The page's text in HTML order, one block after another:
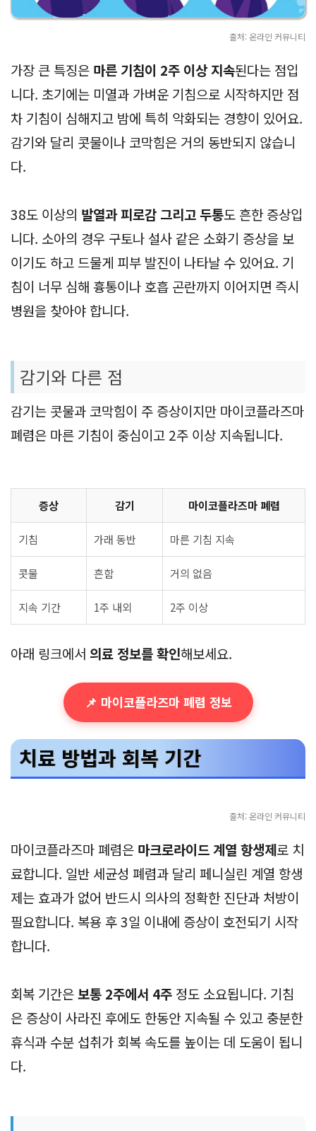
출처: 온라인 커뮤니티
가장 큰 특징은 마른 기침이 2주 이상 지속된다는 점입
니다. 초기에는 미열과 가벼운 기침으로 시작하지만 점
차 기침이 심해지고 밤에 특히 악화되는 경향이 있어요.
감기와 달리 콧물이나 코막힘은 거의 동반되지 않습니
다.
38도 이상의 발열과 피로감 그리고 두통도 흔한 증상입
니다. 소아의 경우 구토나 설사 같은 소화기 증상을 보
이기도 하고 드물게 피부 발진이 나타날 수 있어요. 기
침이 너무 심해 흉통이나 호흡 곤란까지 이어지면 즉시
병원을 찾아야 합니다.
감기와 다른 점
감기는 콧물과 코막힘이 주 증상이지만 마이코플라즈마
폐렴은 마른 기침이 중심이고 2주 이상 지속됩니다.
증상 감기 마이코플라즈마 폐렴
기침 가래 동반 마른 기침 지속
콧물 흔함 거의 없음
지속 기간 1주 내외 2주 이상
아래 링크에서 의료 정보를 확인해보세요.
📌 마이코플라즈마 폐렴 정보
치료 방법과 회복 기간
출처: 온라인 커뮤니티
마이코플라즈마 폐렴은 마크로라이드 계열 항생제로 치
료합니다. 일반 세균성 폐렴과 달리 페니실린 계열 항생
제는 효과가 없어 반드시 의사의 정확한 진단과 처방이
필요합니다. 복용 후 3일 이내에 증상이 호전되기 시작
합니다.
회복 기간은보통 2주에서 4주 정도 소요됩니다. 기침
은 증상이 사라진 후에도 한동안 지속될 수 있고 충분한
휴식과 수분 섭취가 회복 속도를 높이는 데 도움이 됩니
다.